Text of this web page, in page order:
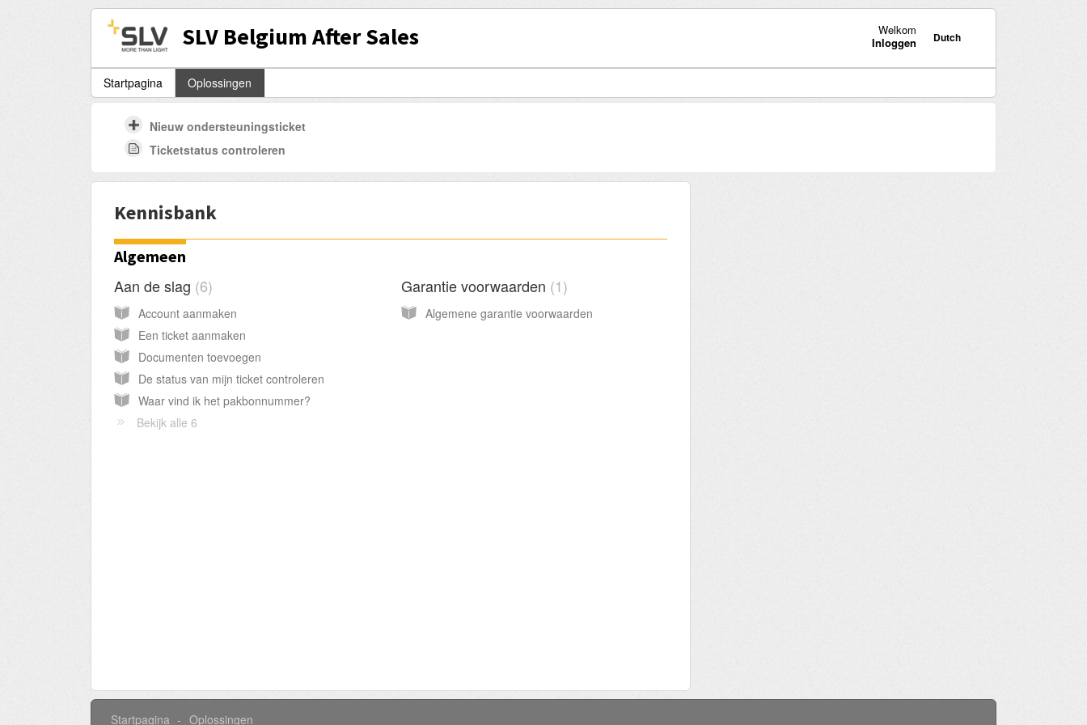
SLV Belgium After Sales Dutch
Welkom
Inloggen
Startpagina Oplossingen
Nieuw ondersteuningsticket
Ticketstatus controleren
Kennisbank
Algemeen
Aan de slag 6
Account aanmaken
Een ticket aanmaken
Documenten toevoegen
De status van mijn ticket controleren
Waar vind ik het pakbonnummer?
Bekijk alle 6
Garantie voorwaarden 1
Algemene garantie voorwaarden
Startpagina Oplossingen